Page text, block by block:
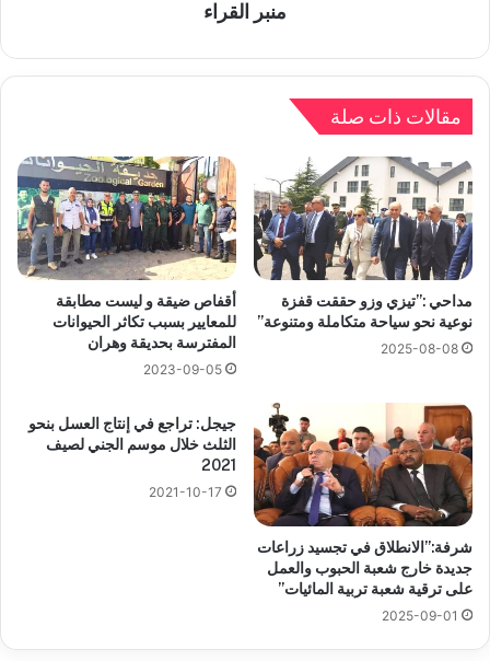
منبر القراء
مقالات ذات صلة
مداحي :”تيزي وزو حققت قفزة
نوعية نحو سياحة متكاملة ومتنوعة”
2025-08-08
أقفاص ضيقة و ليست مطابقة
للمعايير بسبب تكاثر الحيوانات
المفترسة بحديقة وهران
2023-09-05
شرفة:”الانطلاق في تجسيد زراعات
جديدة خارج شعبة الحبوب والعمل
على ترقية شعبة تربية المائيات”
2025-09-01
جيجل: تراجع في إنتاج العسل بنحو
الثلث خلال موسم الجني لصيف
2021
2021-10-17